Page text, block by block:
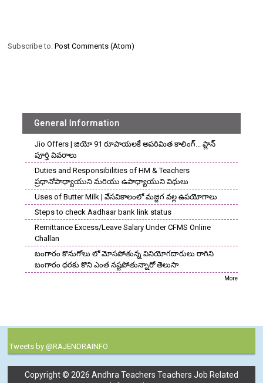
Subscribe to:Post Comments (Atom)
General Information
Jio Offers | జియో 91 రూపాయలకే అపరిమిత కాలింగ్... ప్లాన్
పూర్తి వివరాలు
Duties and Responsibilities of HM & Teachers
ప్రధానోపాధ్యాయుని మరియు ఉపాధ్యాయుని విధులు
Uses of Butter Milk | వేసవికాలంలో మజ్జిగ వల్ల ఉపయోగాలు
Steps to check Aadhaar bank link status
Remittance Excess/Leave Salary Under CFMS Online
Challan
బంగారం కొనుగోలు లో మోసపోతున్న వినియోగదారులు రాగిని
బంగారం ధరకు కొని ఎంత నష్టపోతున్నారో తెలుసా
More
Tweets by @RAJENDRAINFO
Copyright © 2026 Andhra Teachers Teachers Job Related